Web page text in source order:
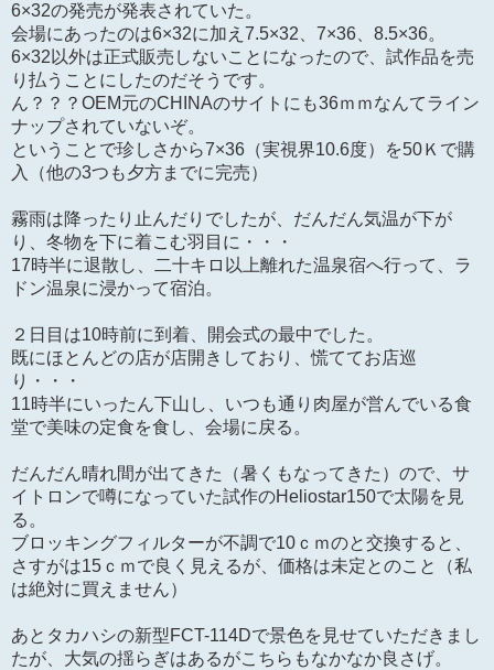
6×32の発売が発表されていた。
会場にあったのは6×32に加え7.5×32、7×36、8.5×36。
6×32以外は正式販売しないことになったので、試作品を売
り払うことにしたのだそうです。
ん？？？OEM元のCHINAのサイトにも36ｍｍなんてライン
ナップされていないぞ。
ということで珍しさから7×36（実視界10.6度）を50Ｋで購
入（他の3つも夕方までに完売）
霧雨は降ったり止んだりでしたが、だんだん気温が下が
り、冬物を下に着こむ羽目に・・・
17時半に退散し、二十キロ以上離れた温泉宿へ行って、ラ
ドン温泉に浸かって宿泊。
２日目は10時前に到着、開会式の最中でした。
既にほとんどの店が店開きしており、慌ててお店巡
り・・・
11時半にいったん下山し、いつも通り肉屋が営んでいる食
堂で美味の定食を食し、会場に戻る。
だんだん晴れ間が出てきた（暑くもなってきた）ので、サ
イトロンで噂になっていた試作のHeliostar150で太陽を見
る。
ブロッキングフィルターが不調で10ｃｍのと交換すると、
さすがは15ｃｍで良く見えるが、価格は未定とのこと（私
は絶対に買えません）
あとタカハシの新型FCT-114Dで景色を見せていただきまし
たが、大気の揺らぎはあるがこちらもなかなか良さげ。